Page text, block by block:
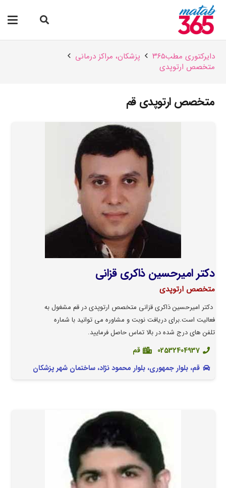
دایرکتوری مطب۳۶۵
پزشکان،‌ مراکز درمانی
متخصص ارتوپدی
متخصص ارتوپدی قم
دکتر امیرحسین ذاکری قزانی
متخصص ارتوپدی
دکتر امیرحسین ذاکری قزانی متخصص ارتوپدی در قم مشغول به
فعالیت است.برای دریافت نوبت و مشاوره می توانید با شماره
تلفن های درج شده در بالا تماس حاصل فرمایید.
02532404937
قم
قم، بلوار جمهوری، بلوار محمود نژاد، ساختمان شهر پزشکان